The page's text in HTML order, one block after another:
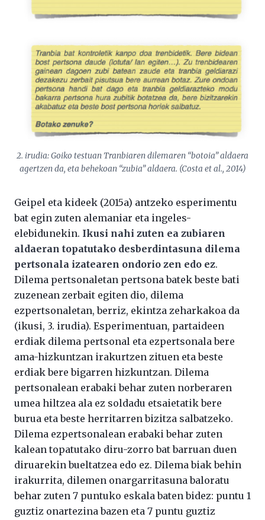
2. irudia: Goiko testuan Tranbiaren dilemaren “botoia” aldaera
agertzen da, eta behekoan “zubia” aldaera. (Costa et al., 2014)
Geipel eta kideek (2015a) antzeko esperimentu
bat egin zuten alemaniar eta ingeles-
elebidunekin. Ikusi nahi zuten ea zubiaren
aldaeran topatutako desberdintasuna dilema
pertsonala izatearen ondorio zen edo ez.
Dilema pertsonaletan pertsona batek beste bati
zuzenean zerbait egiten dio, dilema
ezpertsonaletan, berriz, ekintza zeharkakoa da
(ikusi, 3. irudia). Esperimentuan, partaideen
erdiak dilema pertsonal eta ezpertsonala bere
ama-hizkuntzan irakurtzen zituen eta beste
erdiak bere bigarren hizkuntzan. Dilema
pertsonalean erabaki behar zuten norberaren
umea hiltzea ala ez soldadu etsaietatik bere
burua eta beste herritarren bizitza salbatzeko.
Dilema ezpertsonalean erabaki behar zuten
kalean topatutako diru-zorro bat barruan duen
diruarekin bueltatzea edo ez. Dilema biak behin
irakurrita, dilemen onargarritasuna baloratu
behar zuten 7 puntuko eskala baten bidez: puntu 1
guztiz onartezina bazen eta 7 puntu guztiz